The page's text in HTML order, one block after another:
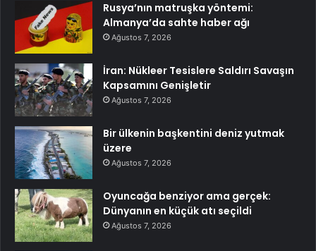
Rusya’nın matruşka yöntemi:
Almanya’da sahte haber ağı
Ağustos 7, 2026
İran: Nükleer Tesislere Saldırı Savaşın
Kapsamını Genişletir
Ağustos 7, 2026
Bir ülkenin başkentini deniz yutmak
üzere
Ağustos 7, 2026
Oyuncağa benziyor ama gerçek:
Dünyanın en küçük atı seçildi
Ağustos 7, 2026